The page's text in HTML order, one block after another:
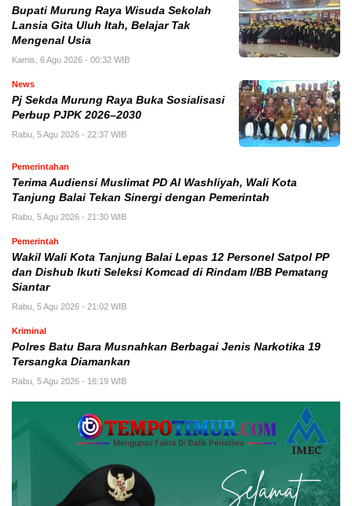
Bupati Murung Raya Wisuda Sekolah
Lansia Gita Uluh Itah, Belajar Tak
Mengenal Usia
Kamis, 6 Agu 2026 - 00:32 WIB
News
Pj Sekda Murung Raya Buka Sosialisasi
Perbup PJPK 2026–2030
Rabu, 5 Agu 2026 - 22:37 WIB
Pemerintahan
Terima Audiensi Muslimat PD Al Washliyah, Wali Kota
Tanjung Balai Tekan Sinergi dengan Pemerintah
Rabu, 5 Agu 2026 - 21:30 WIB
Pemerintah
Wakil Wali Kota Tanjung Balai Lepas 12 Personel Satpol PP
dan Dishub Ikuti Seleksi Komcad di Rindam I/BB Pematang
Siantar
Rabu, 5 Agu 2026 - 21:02 WIB
Kriminal
Polres Batu Bara Musnahkan Berbagai Jenis Narkotika 19
Tersangka Diamankan
Rabu, 5 Agu 2026 - 16:19 WIB